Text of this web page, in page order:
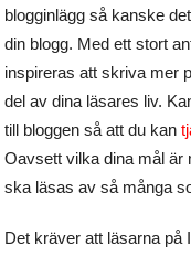
blogginlägg så kanske
din blogg. Med ett stort
inspireras att skriva mer
del av dina läsares liv.
till bloggen så att du kan
Oavsett vilka dina mål är
ska läsas av så många
Det kräver att läsarna på